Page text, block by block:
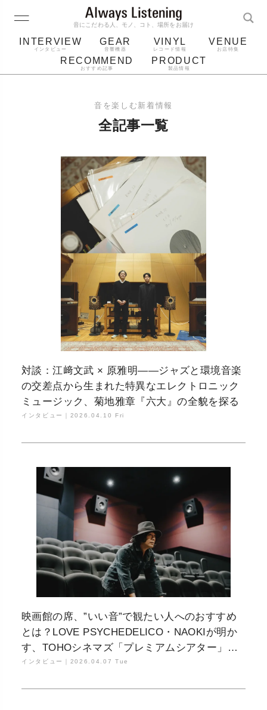
音にこだわる人、モノ、コト、場所をお届け
INTERVIEW
インタビュー
GEAR
音響機器
VINYL
レコード情報
VENUE
お店特集
RECOMMEND
おすすめ記事
PRODUCT
製品情報
ジャケット bluetooth
レコード針
音を楽しむ新着情報
全記事一覧
対談：江﨑文武 × 原雅明——ジャズと環境音楽
の交差点から生まれた特異なエレクトロニック
ミュージック、菊地雅章『六大』の全貌を探る
インタビュー｜ 2026.04.10 Fri
映画館の席、”いい音”で観たい人へのおすすめ
とは？LOVE PSYCHEDELICO・NAOKIが明か
す、TOHOシネマズ「プレミアムシアター」の
音響設計
インタビュー｜ 2026.04.07 Tue